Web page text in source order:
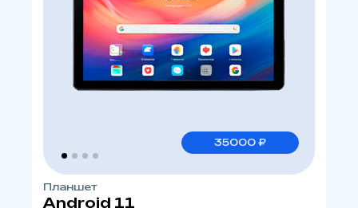
35000 ₽
Планшет
Android 11